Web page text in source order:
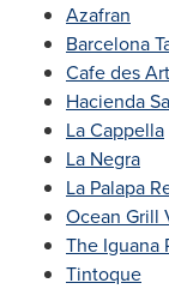
Azafran
Barcelona
Cafe des
Hacienda
La Cappella
La Negra
La Palapa
Ocean Grill
The Iguana
Tintoque